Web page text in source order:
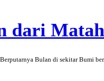
dari
Berputarnya Bulan di sekitar Bumi